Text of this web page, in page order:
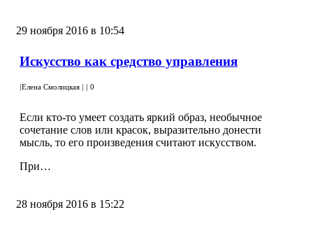
29 ноября 2016 в 10:54
Искусство как средство управления
|Елена Смолицкая | | 0
Если кто-то умеет создать яркий образ, необычное
сочетание слов или красок, выразительно донести
мысль, то его произведения считают искусством.
При…
28 ноября 2016 в 15:22